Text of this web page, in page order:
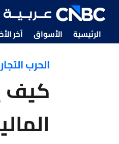
الرئيسية الأسواق آخر
الحرب
كيف